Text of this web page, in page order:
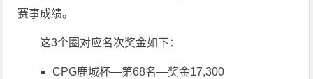
赛事成绩。
这3个圈对应名次奖金如下：
CPG鹿城杯—第68名—奖金17,300